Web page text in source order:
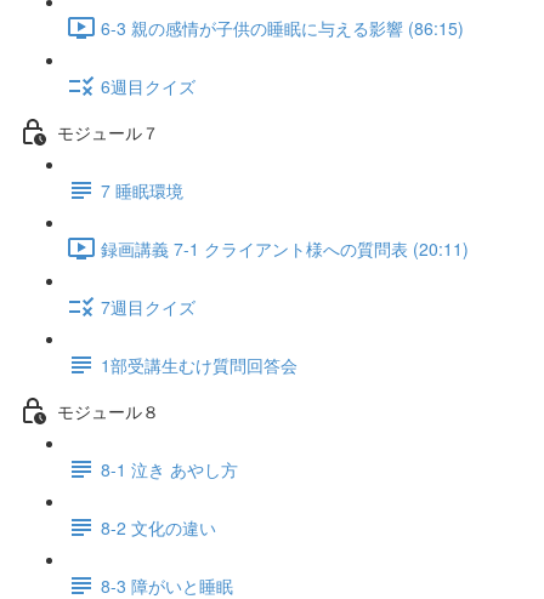
6-3 親の感情が子供の睡眠に与える影響 (86:15)
6週目クイズ
モジュール７
7 睡眠環境
録画講義 7-1 クライアント様への質問表 (20:11)
7週目クイズ
1部受講生むけ質問回答会
モジュール８
8-1 泣き あやし方
8-2 文化の違い
8-3 障がいと睡眠